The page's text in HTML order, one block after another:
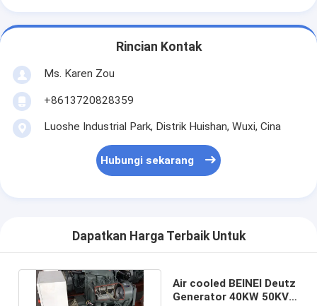
Rincian Kontak
Ms. Karen Zou
+8613720828359
Luoshe Industrial Park, Distrik Huishan, Wuxi, Cina
Hubungi sekarang
Dapatkan Harga Terbaik Untuk
Air cooled BEINEI Deutz
Generator 40KW 50KVA